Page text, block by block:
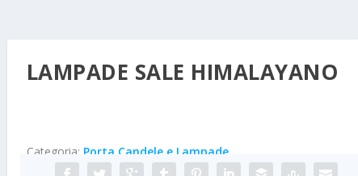
LAMPADE SALE HIMALAYANO
Categoria: Porta Candele e Lampade